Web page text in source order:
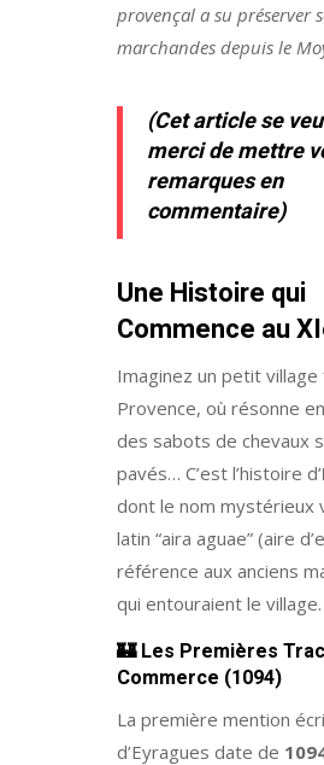
provençal a su préserver
marchandes depuis le
(Cet article se
merci de mettre
remarques en
commentaire)
Une Histoire qui
Commence au
Imaginez un petit
Provence, où résonne
des sabots de chevaux
pavés… C’est l’histoire d’
dont le nom mystérieux
latin “aira aguae” (aire
référence aux anciens
qui entouraient le village.
🏰Les Premières
Commerce (1094)
La première mention
d’Eyragues date de